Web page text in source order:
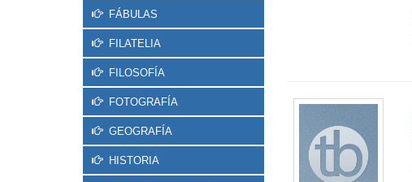
FÁBULAS
FILATELIA
FILOSOFÍA
FOTOGRAFÍA
GEOGRAFÍA
HISTORIA